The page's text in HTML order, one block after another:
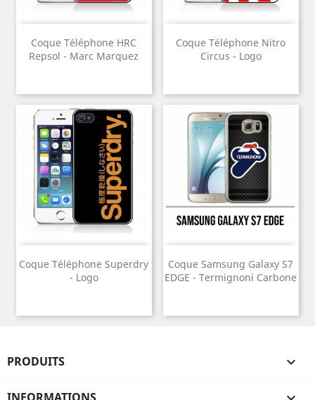
Coque Téléphone HRC
Repsol - Marc Marquez
Coque Téléphone Nitro
Circus - Logo
Coque Téléphone Superdry
- Logo
Coque Samsung Galaxy S7
EDGE - Termignoni Carbone
PRODUITS 